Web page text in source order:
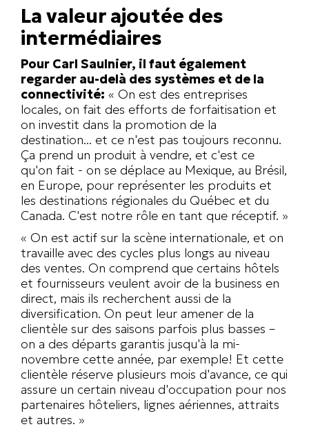
La valeur ajoutée des
intermédiaires
Pour Carl Saulnier, il faut également
regarder au-delà des systèmes et de la
connectivité: « On est des entreprises
locales, on fait des efforts de forfaitisation et
on investit dans la promotion de la
destination... et ce n'est pas toujours reconnu.
Ça prend un produit à vendre, et c'est ce
qu'on fait - on se déplace au Mexique, au Brésil,
en Europe, pour représenter les produits et
les destinations régionales du Québec et du
Canada. C'est notre rôle en tant que réceptif. »
« On est actif sur la scène internationale, et on
travaille avec des cycles plus longs au niveau
des ventes. On comprend que certains hôtels
et fournisseurs veulent avoir de la business en
direct, mais ils recherchent aussi de la
diversification. On peut leur amener de la
clientèle sur des saisons parfois plus basses –
on a des départs garantis jusqu'à la mi-
novembre cette année, par exemple! Et cette
clientèle réserve plusieurs mois d'avance, ce qui
assure un certain niveau d'occupation pour nos
partenaires hôteliers, lignes aériennes, attraits
et autres. »